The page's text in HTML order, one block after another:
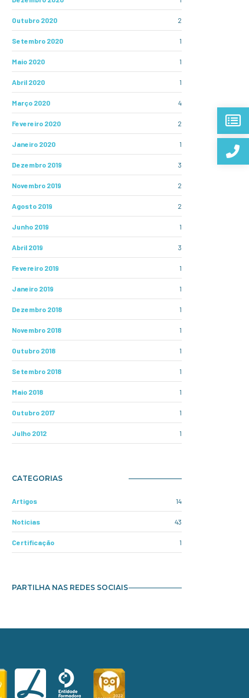
Outubro 2020 2
Setembro 2020 1
Maio 2020 1
Abril 2020 1
Março 2020 4
Fevereiro 2020 2
Janeiro 2020 1
Dezembro 2019 3
Novembro 2019 2
Agosto 2019 2
Junho 2019 1
Abril 2019 3
Fevereiro 2019 1
Janeiro 2019 1
Dezembro 2018 1
Novembro 2018 1
Outubro 2018 1
Setembro 2018 1
Maio 2018 1
Outubro 2017 1
Julho 2012 1
CATEGORIAS
Artigos 14
Notícias 43
Certificação 1
PARTILHA NAS REDES SOCIAIS